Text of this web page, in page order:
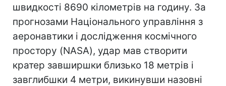
швидкості 8690 кілометрів на годину. За
прогнозами Національного управління з
аеронавтики і дослідження космічного
простору (NASA), удар мав створити
кратер завширшки близько 18 метрів і
завглибшки 4 метри, викинувши назовні